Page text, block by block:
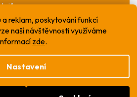
reklam, poskytování funkcí
naší návštěvnosti využíváme
zde.
Nastavení
Vytvořil Shoptet